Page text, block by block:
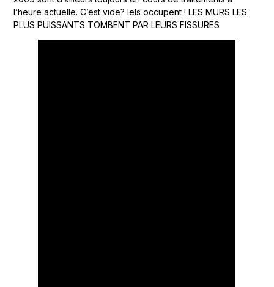
l’heure actuelle. C’est vide? Iels occupent ! LES MURS LES
PLUS PUISSANTS TOMBENT PAR LEURS FISSURES